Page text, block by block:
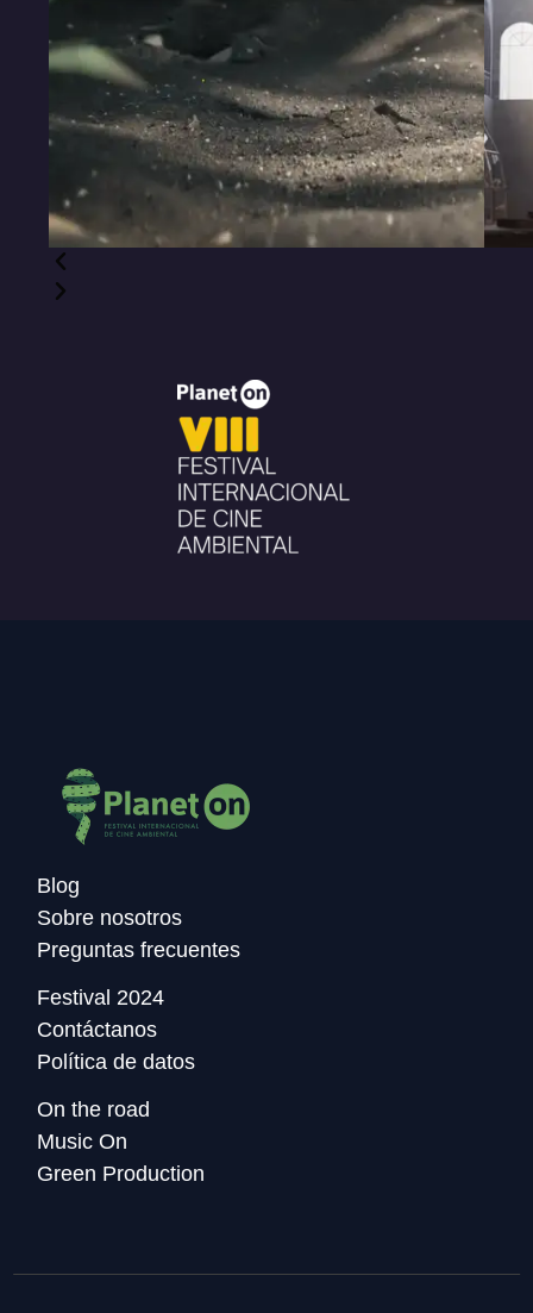
Blog
Sobre nosotros
Preguntas frecuentes
Festival 2024
Contáctanos
Política de datos
On the road
Music On
Green Production